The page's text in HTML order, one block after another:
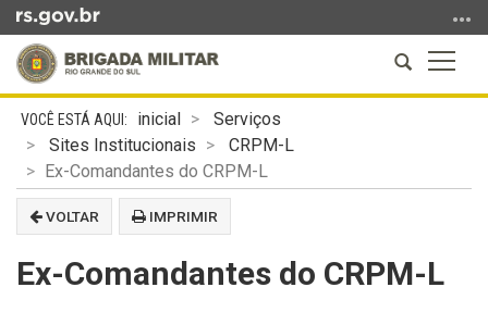
para
conteúdo
para
menu
a
Abrir
a
Início
conteúdo
inicial
Serviços
Sites Institucionais
CRPM-L
Ex-Comandantes do CRPM-L
VOLTAR IMPRIMIR
Ex-Comandantes do CRPM-L